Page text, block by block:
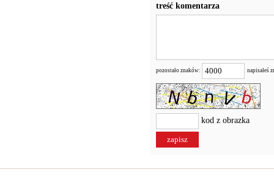
treść komentarza
pozostało znaków: napisałeś
kod z obrazka